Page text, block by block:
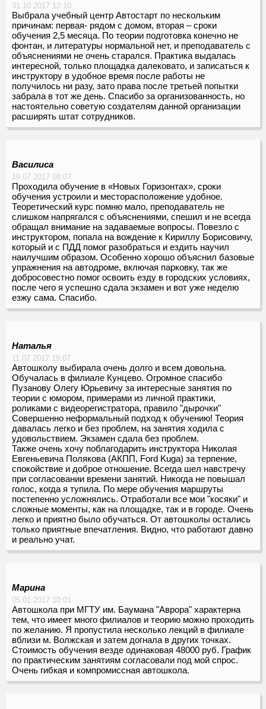
31.10.2017 12:10
Выбрала учебный центр Автостарт по нескольким
причинам: первая- рядом с домом, вторая – сроки
обучения 2,5 месяца. По теории подготовка конечно не
фонтан, и литературы нормальной нет, и преподаватель с
объяснениями не очень старался. Практика выдалась
интересной, только площадка далековато, и записаться к
инструктору в удобное время после работы не
получилось ни разу, зато права после третьей попытки
забрала в тот же день. Спасибо за организованность, но
настоятельно советую создателям данной организации
расширять штат сотрудников.
Василиса
19.07.2017 08:07
Проходила обучение в «Новых Горизонтах», сроки
обучения устроили и месторасположение удобное.
Теоретический курс помню мало, преподаватель не
слишком напрягался с объяснениями, спешил и не всегда
обращал внимание на задаваемые вопросы. Повезло с
инструктором, попала на вождение к Кириллу Борисовичу,
который и с ПДД помог разобраться и ездить научил
наилучшим образом. Особенно хорошо объяснил базовые
упражнения на автодроме, включая парковку, так же
добросовестно помог освоить езду в городских условиях,
после чего я успешно сдала экзамен и вот уже неделю
езжу сама. Спасибо.
Наталья
11.07.2017 19:07
Автошколу выбирала очень долго и всем довольна.
Обучалась в филиале Кунцево. Огромное спасибо
Пузанову Олегу Юрьевичу за интересные занятия по
теории с юмором, примерами из личной практики,
роликами с видеорегистратора, правило "дырочки"
Совершенно неформальный подход к обучению! Теория
давалась легко и без проблем, на занятия ходила с
удовольствием. Экзамен сдала без проблем.
Также очень хочу поблагодарить инструктора Николая
Евгеньевича Полякова (АКПП, Ford Kuga) за терпение,
спокойствие и доброе отношение. Всегда шел навстречу
при согласовании времени занятий. Никогда не повышал
голос, когда я тупила. По мере обучения маршруты
постепенно усложнялись. Отработали все мои "косяки" и
сложные моменты, как на площадке, так и в городе. Очень
легко и приятно было обучаться. От автошколы остались
только приятные впечатления. Видно, что работают давно
и реально учат.
Марина
05.01.2017 10:01
Автошкола при МГТУ им. Баумана "Аврора" характерна
тем, что имеет много филиалов и теорию можно проходить
по желанию. Я пропустила несколько лекций в филиале
вблизи м. Волжская и затем догнала в других точках.
Стоимость обучения везде одинаковая 48000 руб. График
по практическим занятиям согласовали под мой спрос.
Очень гибкая и компромиссная автошкола.